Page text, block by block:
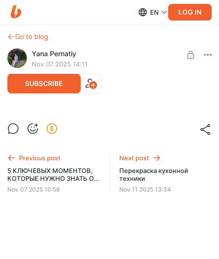
EN LOG IN
Go to blog
Yana Pernatiy
Nov 07 2025 14:11
SUBSCRIBE
Как принимать ванну
SUBSCRIBE
Previous post
5 КЛЮЧЕВЫХ МОМЕНТОВ,
КОТОРЫЕ НУЖНО ЗНАТЬ О
КОЛОРИСТИКЕ
ИНТЕРЬЕРОВ И ЦВЕТОВЫХ
Nov 07 2025 10:56
Next post
Перекраска кухонной
техники
Nov 11 2025 13:34